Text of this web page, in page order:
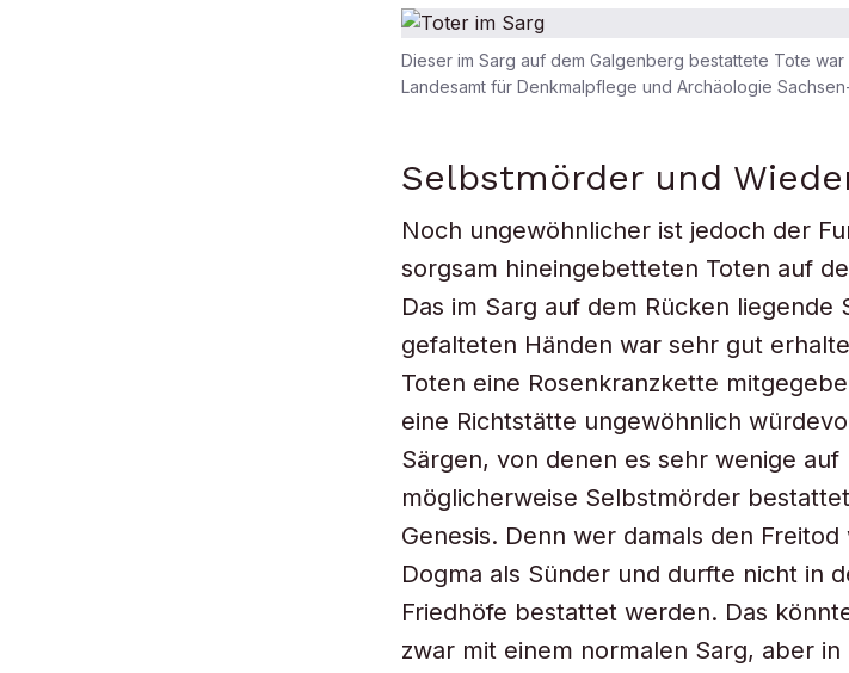
Dieser im Sarg auf dem Galgenberg bestattete Tote
Landesamt für Denkmalpflege und Archäologie
Selbstmörder und
Noch ungewöhnlicher ist jedoch der
sorgsam hineingebetteten Toten auf
Das im Sarg auf dem Rücken
gefalteten Händen war sehr gut
Toten eine Rosenkranzkette
eine Richtstätte ungewöhnlich
Särgen, von denen es sehr wenige
möglicherweise Selbstmörder
Genesis. Denn wer damals den
Dogma als Sünder und durfte nicht in
Friedhöfe bestattet werden. Das
zwar mit einem normalen Sarg, aber